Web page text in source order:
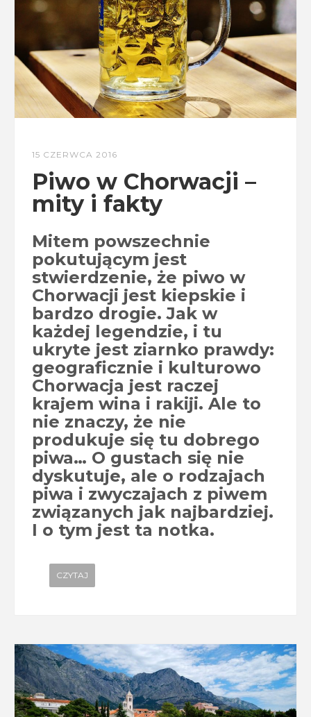
15 CZERWCA 2016
Piwo w Chorwacji –
mity i fakty
Mitem powszechnie
pokutującym jest
stwierdzenie, że piwo w
Chorwacji jest kiepskie i
bardzo drogie. Jak w
każdej legendzie, i tu
ukryte jest ziarnko prawdy:
geograficznie i kulturowo
Chorwacja jest raczej
krajem wina i rakiji. Ale to
nie znaczy, że nie
produkuje się tu dobrego
piwa… O gustach się nie
dyskutuje, ale o rodzajach
piwa i zwyczajach z piwem
związanych jak najbardziej.
I o tym jest ta notka.
CZYTAJ